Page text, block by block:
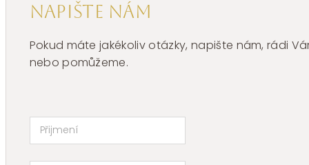
Napište nám
Pokud máte jakékoliv otázky, napište nám, rádi
nebo pomůžeme.